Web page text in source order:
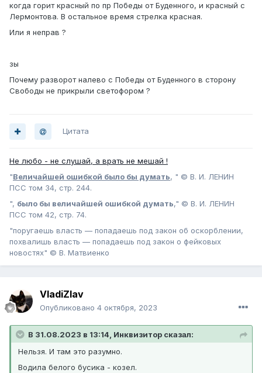
когда горит красный по пр Победы от Буденного, и красный с
Лермонтова. В остальное время стрелка красная.
Или я неправ ?
зы
Почему разворот налево с Победы от Буденного в сторону
Свободы не прикрыли светофором ?
Цитата
Не любо - не слушай, а врать не мешай !
"Величайшей ошибкой было бы думать, " © В. И. ЛЕНИН
ПСС том 34, стр. 244.
", было бы величайшей ошибкой думать," © В. И. ЛЕНИН
ПСС том 42, стр. 74.
"поругаешь власть — попадаешь под закон об оскорблении,
похвалишь власть — попадаешь под закон о фейковых
новостях" © В. Матвиенко
VladiZlav
Опубликовано 4 октября, 2023
В 31.08.2023 в 13:14, Инквизитор сказал:
Нельзя. И там это разумно.
Водила белого бусика - козел.